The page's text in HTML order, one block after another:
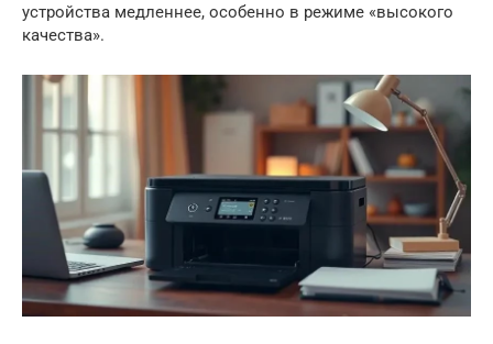
устройства медленнее, особенно в режиме «высокого
качества».